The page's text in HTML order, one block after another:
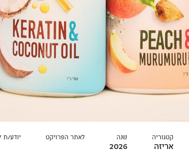
קטגוריה
אריזה
שנה
2026
לאתר הפרויקט יודע/ת